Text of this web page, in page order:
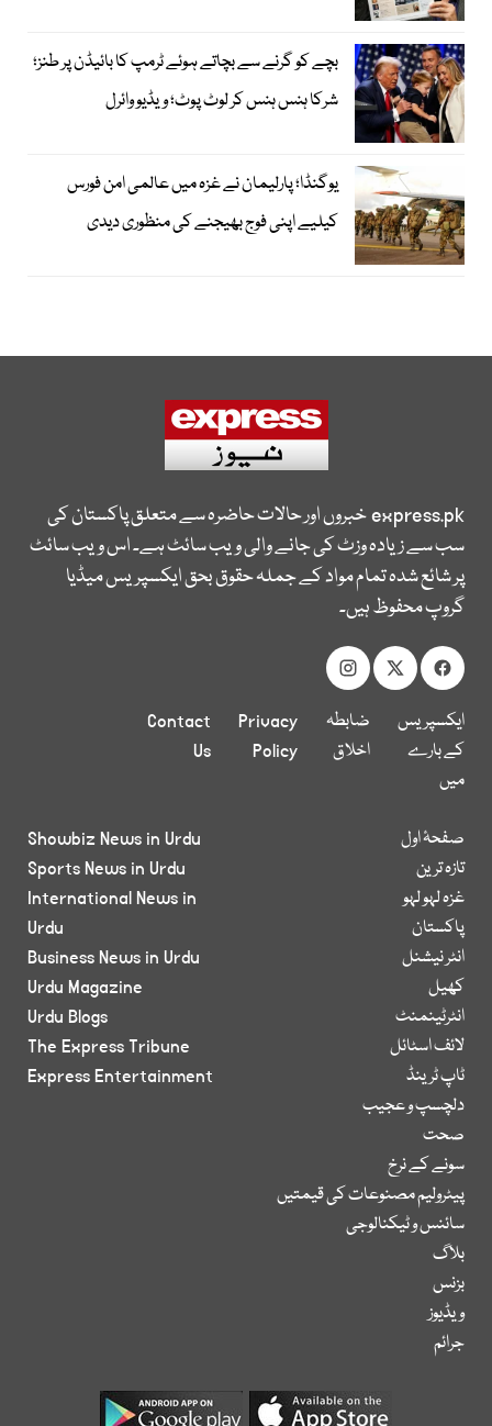
بچے کو گرنے سے بچاتے ہوئے ٹرمپ کا بائیڈن پر طنز؛
شرکا ہنس ہنس کر لوٹ پوٹ؛ ویڈیو وائرل
یوگنڈا؛ پارلیمان نے غزہ میں عالمی امن فورس
کیلیے اپنی فوج بھیجنے کی منظوری دیدی
express.pkخبروں اور حالات حاضرہ سے متعلق پاکستان کی
سب سے زیادہ وزٹ کی جانے والی ویب سائٹ ہے۔ اس ویب سائٹ
پر شائع شدہ تمام مواد کے جملہ حقوق بحق ایکسپریس میڈیا
گروپ محفوظ ہیں۔
ایکسپریس
کے بارے
میں
ضابطہ
اخلاق
Privacy
Policy
Contact
Us
صفحۂ اول
تازہ ترین
غزہ لہو لہو
پاکستان
انٹر نیشنل
کھیل
انٹرٹینمنٹ
لائف اسٹائل
ٹاپ ٹرینڈ
دلچسپ و عجیب
صحت
سونے کے نرخ
پیٹرولیم مصنوعات کی قیمتیں
سائنس و ٹیکنالوجی
بلاگ
بزنس
ویڈیوز
جرائم
Showbiz News in Urdu
Sports News in Urdu
International News in
Urdu
Business News in Urdu
Urdu Magazine
Urdu Blogs
The Express Tribune
Express Entertainment